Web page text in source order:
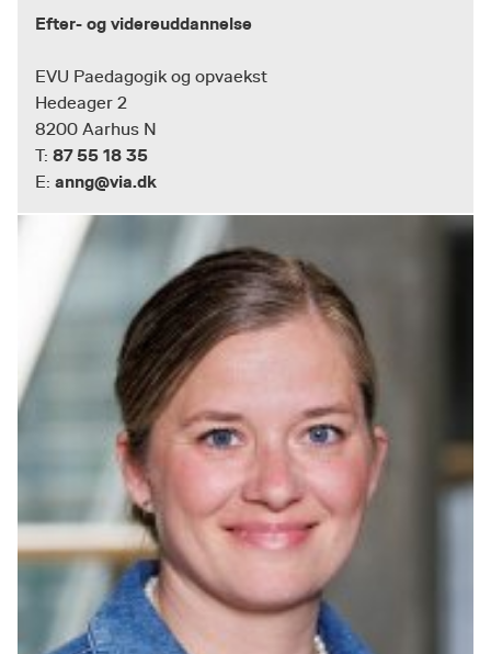
Efter- og videreuddannelse
EVU Paedagogik og opvaekst
Hedeager 2
8200 Aarhus N
T: 87 55 18 35
E: anng@via.dk